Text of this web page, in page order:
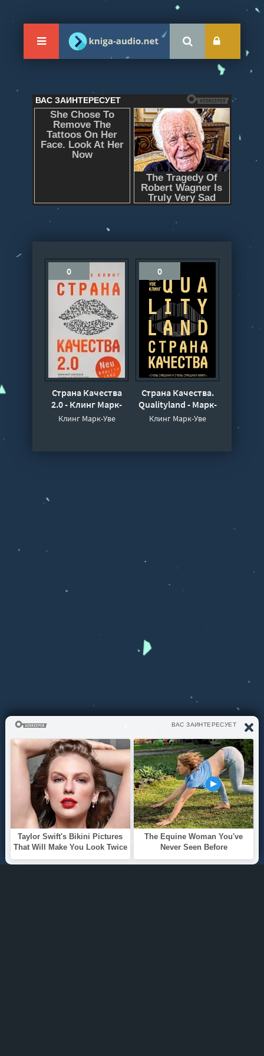
0
Страна Качества
2.0 - Клинг Марк-
Уве
Клинг Марк-Уве
0
Страна Качества.
Qualityland - Марк-
Уве Клинг
Клинг Марк-Уве
ЧТО СЛУШАЕМ?
ТОП 100
Жанры
ИНФОРМАЦИЯ
Политика конфиденциальности